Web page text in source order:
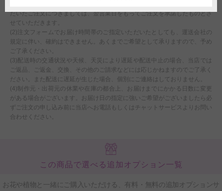
だいたご注文につきましては、翌営業日をもってご注文を承諾したものとさ
せていただきます。
(2)注文フォームでお届け時間帯のご指定いただいたとしても、運送会社の
規定に伴い、確約はできません。あくまでご希望として承りますので、予め
ご了承ください。
(3)配送時の交通状況や天候、天災により遅延や配送中止の場合、当店では
ご返品、ご返金、交換、その他のご請求などには応じかねますのでご了承く
ださい。また配送に遅延が生じた場合、個別にご連絡はしておりません。
(4)制作元・出荷元の休業や在庫の都合上、お届けまでにかかる日数に変更
がある場合がございます。お届け日の指定に強いご希望がございましたら必
ずご注文の申し込み前に当店へお電話もしくはチャットサービスよりお問い
合わせください。
この商品で選べる追加オプション一覧
お花や植物と一緒にご購入いただける、有料・無料の追加オプションサ